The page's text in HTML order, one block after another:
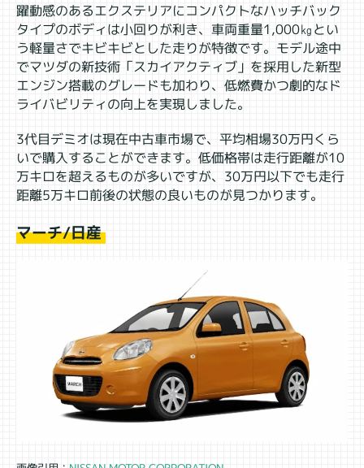
躍動感のあるエクステリアにコンパクトなハッチバック
タイプのボディは小回りが利き、車両重量1,000㎏とい
う軽量さでキビキビとした走りが特徴です。モデル途中
でマツダの新技術「スカイアクティブ」を採用した新型
エンジン搭載のグレードも加わり、低燃費かつ劇的なド
ライバビリティの向上を実現しました。
3代目デミオは現在中古車市場で、平均相場30万円くら
いで購入することができます。低価格帯は走行距離が10
万キロを超えるものが多いですが、30万円以下でも走行
距離5万キロ前後の状態の良いものが見つかります。
マーチ/日産